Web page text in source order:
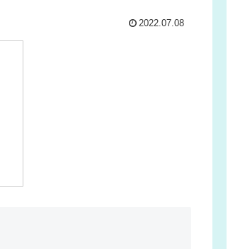
2022.07.08